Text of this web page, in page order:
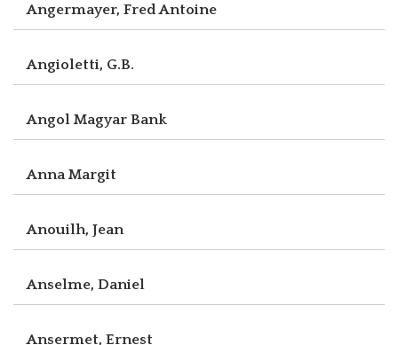
Angermayer, Fred Antoine
Angioletti, G.B.
Angol Magyar Bank
Anna Margit
Anouilh, Jean
Anselme, Daniel
Ansermet, Ernest